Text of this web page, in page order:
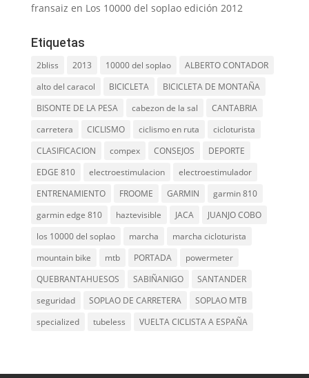
fransaiz en Los 10000 del soplao edición 2012
Etiquetas
2bliss 2013 10000 del soplao
ALBERTO CONTADOR
alto del caracol
BICICLETA
BICICLETA DE MONTAÑA
BISONTE DE LA PESA
cabezon de la sal
CANTABRIA
carretera
CICLISMO ciclismo en ruta
cicloturista
CLASIFICACION
compex CONSEJOS
DEPORTE
EDGE 810
electroestimulacion
electroestimulador
ENTRENAMIENTO
FROOME GARMIN
garmin 810
garmin edge 810
haztevisible JACA
JUANJO COBO
los 10000 del soplao
marcha
marcha cicloturista
mountain bike
mtb PORTADA
powermeter
QUEBRANTAHUESOS
SABIÑANIGO
SANTANDER
seguridad
SOPLAO DE CARRETERA
SOPLAO MTB
specialized
tubeless VUELTA CICLISTA A ESPAÑA